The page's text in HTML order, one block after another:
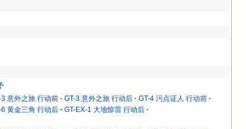
3 意外之旅 行动前 GT-3 意外之旅 行动后
GT-4 污点证人 行动前
6 黄金三角 行动后
GT-EX-1 大地惊雷 行动后